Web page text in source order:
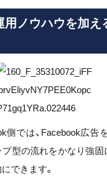
用ノウハウを加え
側では、Facebook広告
プ型の流れをかなり強固
できます。